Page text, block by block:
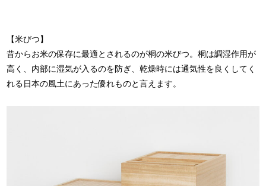
【米びつ】
昔からお米の保存に最適とされるのが桐の米びつ。桐は調湿作用が
高く、内部に湿気が入るのを防ぎ、乾燥時には通気性を良くしてく
れる日本の風土にあった優れものと言えます。